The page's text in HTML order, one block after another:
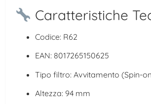
Caratteristiche
Codice: R62
EAN: 8017265150625
Tipo filtro: Avvitamento (Spin-
Altezza: 94 mm